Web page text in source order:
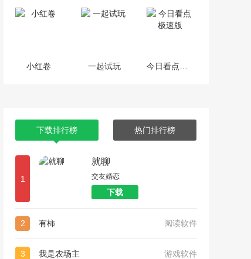
小红卷 一起试玩
下载排行榜 热门排行榜
1
就聊
交友婚恋
下载
2 有柿 阅读软件
3 我是农场主 游戏软件